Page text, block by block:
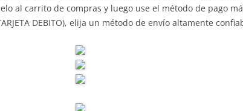
al carrito de compras y luego use el método de pago
TARJETA DEBITO), elija un método de envío altamente